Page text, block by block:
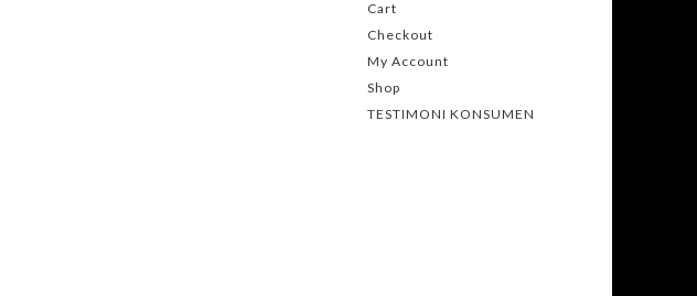
Cart
Checkout
My Account
Shop
TESTIMONI KONSUMEN